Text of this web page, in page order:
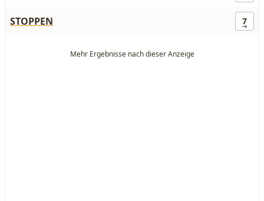
STOPPEN 7